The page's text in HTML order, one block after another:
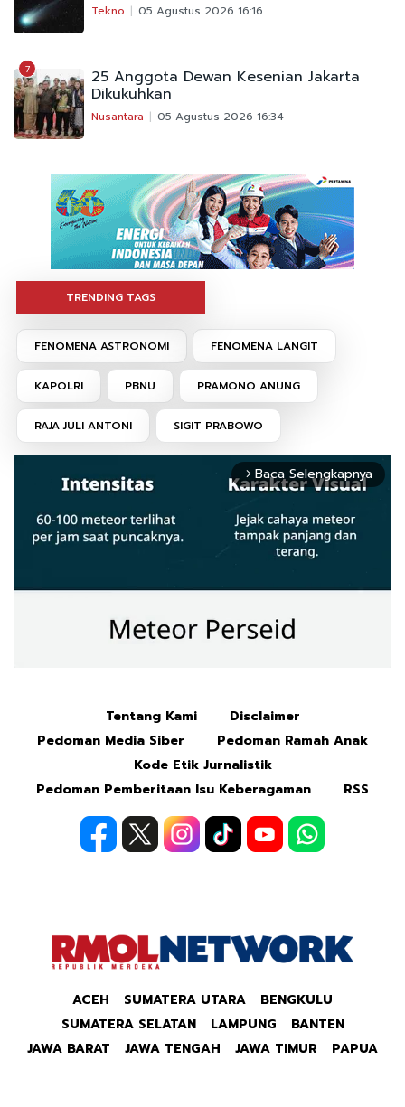
Tekno 05 Agustus 2026 16:16
7 25 Anggota Dewan Kesenian Jakarta
Dikukuhkan
Nusantara 05 Agustus 2026 16:34
TRENDING TAGS
FENOMENA ASTRONOMI FENOMENA LANGIT
KAPOLRI PBNU PRAMONO ANUNG
RAJA JULI ANTONI SIGIT PRABOWO
arrow_forward_ios Baca Selengkapnya
Tentang Kami
Disclaimer
Pedoman Media Siber
Pedoman Ramah Anak
Kode Etik Jurnalistik
Pedoman Pemberitaan Isu Keberagaman
RSS
ACEH SUMATERA UTARA
BENGKULU
SUMATERA SELATAN
LAMPUNG
BANTEN
JAWA BARAT
JAWA TENGAH JAWA TIMUR PAPUA